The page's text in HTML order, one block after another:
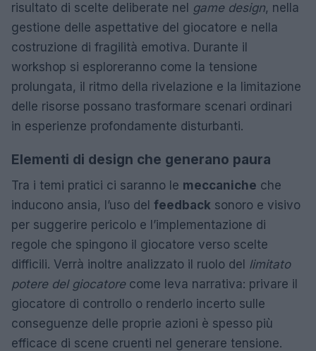
risultato di scelte deliberate nel game design, nella
gestione delle aspettative del giocatore e nella
costruzione di fragilità emotiva. Durante il
workshop si esploreranno come la tensione
prolungata, il ritmo della rivelazione e la limitazione
delle risorse possano trasformare scenari ordinari
in esperienze profondamente disturbanti.
Elementi di design che generano paura
Tra i temi pratici ci saranno le meccaniche che
inducono ansia, l’uso del feedback sonoro e visivo
per suggerire pericolo e l’implementazione di
regole che spingono il giocatore verso scelte
difficili. Verrà inoltre analizzato il ruolo del limitato
potere del giocatorecome leva narrativa: privare il
giocatore di controllo o renderlo incerto sulle
conseguenze delle proprie azioni è spesso più
efficace di scene cruenti nel generare tensione.